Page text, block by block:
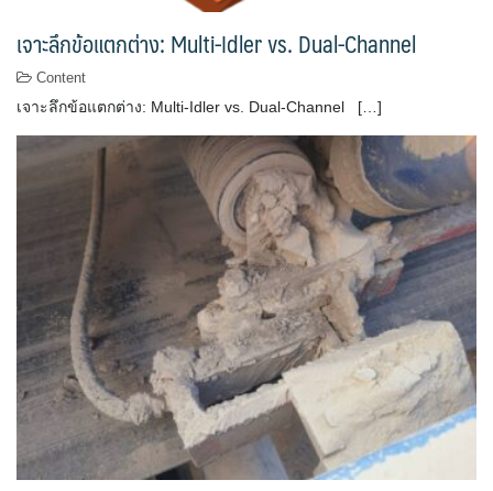
เจาะลึกข้อแตกต่าง: Multi-Idler vs. Dual-Channel
Content
เจาะลึกข้อแตกต่าง: Multi-Idler vs. Dual-Channel […]